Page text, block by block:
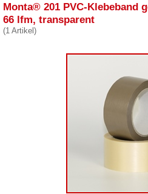
Monta® 201 PVC-Klebeband
66 lfm, transparent
(1 Artikel)